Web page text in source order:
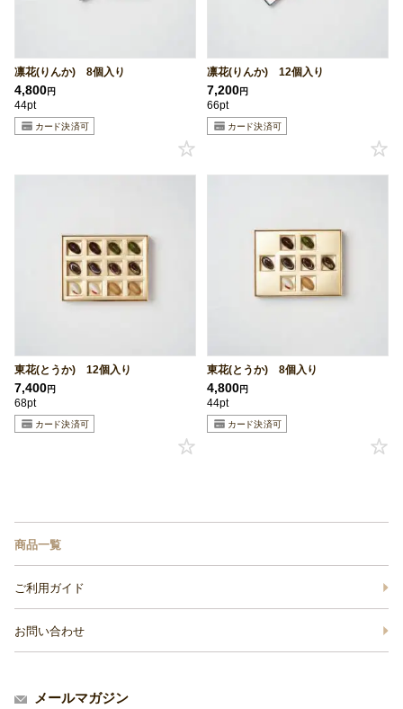
凛花(りんか) 8個入り
4,800円
44pt
凛花(りんか) 12個入り
7,200円
66pt
東花(とうか) 12個入り
7,400円
68pt
東花(とうか) 8個入り
4,800円
44pt
商品一覧
ご利用ガイド
お問い合わせ
メールマガジン